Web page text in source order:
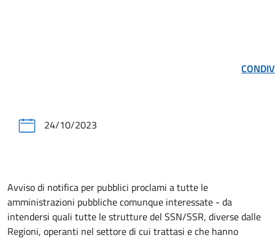
24/10/2023
Avviso di notifica per pubblici proclami a tutte le
amministrazioni pubbliche comunque interessate - da
intendersi quali tutte le strutture del SSN/SSR, diverse dalle
Regioni, operanti nel settore di cui trattasi e che hanno